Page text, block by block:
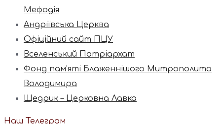
Мефодія
Андріївська Церква
Офіційний сайт ПЦУ
Вселенський Патріархат
Фонд пам’яті Блаженнішого Митрополита
Володимира
Щедрик – Церковна Лавка
Наш Телеграм